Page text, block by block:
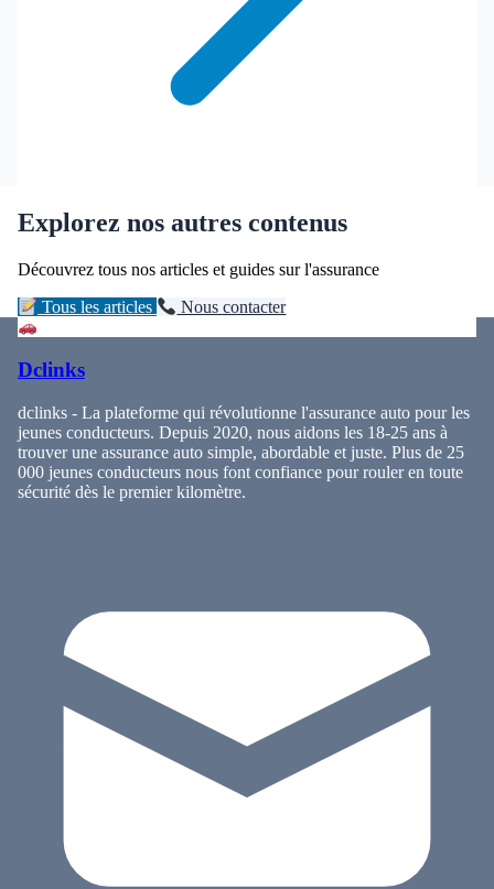
Explorez nos autres contenus
Découvrez tous nos articles et guides sur l'assurance
Tous les articles Nous contacter
Dclinks
dclinks - La plateforme qui révolutionne l'assurance auto pour les
jeunes conducteurs. Depuis 2020, nous aidons les 18-25 ans à
trouver une assurance auto simple, abordable et juste. Plus de 25
000 jeunes conducteurs nous font confiance pour rouler en toute
sécurité dès le premier kilomètre.